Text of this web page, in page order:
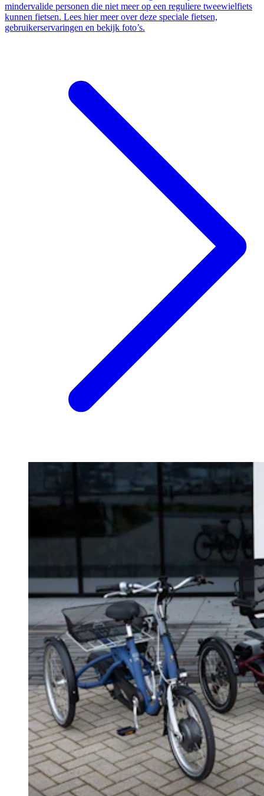
mindervalide personen die niet meer op een reguliere tweewielfiets
kunnen fietsen. Lees hier meer over deze speciale fietsen,
gebruikerservaringen en bekijk foto’s.